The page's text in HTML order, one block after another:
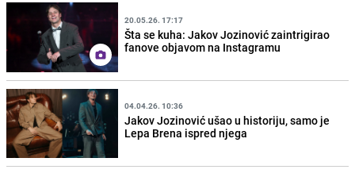
20.05.26. 17:17
Šta se kuha: Jakov Jozinović zaintrigirao
fanove objavom na Instagramu
04.04.26. 10:36
Jakov Jozinović ušao u historiju, samo je
Lepa Brena ispred njega